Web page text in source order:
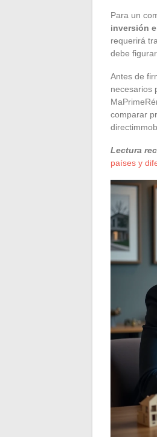
Para un
inversión
requerirá
debe
Antes de
necesarios
comparar
Lectura
países y